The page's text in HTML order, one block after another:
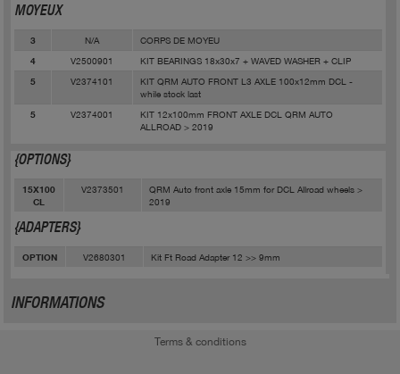
MOYEUX
3 N/A CORPS DE MOYEU
4 V2500901 KIT BEARINGS 18x30x7 + WAVED WASHER + CLIP
5 V2374101
KIT QRM AUTO FRONT L3 AXLE 100x12mm DCL -
while stock last
5 V2374001
KIT 12x100mm FRONT AXLE DCL QRM AUTO
ALLROAD > 2019
{OPTIONS}
15X100
CL
V2373501
QRM Auto front axle 15mm for DCL Allroad wheels >
2019
{ADAPTERS}
OPTION V2680301 Kit Ft Road Adapter 12 >> 9mm
INFORMATIONS
Terms & conditions